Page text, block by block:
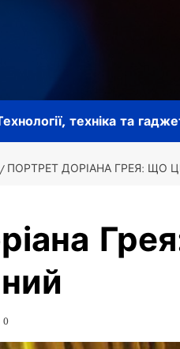
техніка та
ПОРТРЕТ ДОРІАНА ГРЕЯ: ЩО
0